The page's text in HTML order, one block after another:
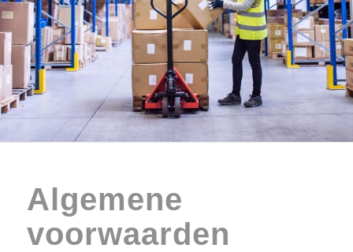
Algemene
voorwaarden